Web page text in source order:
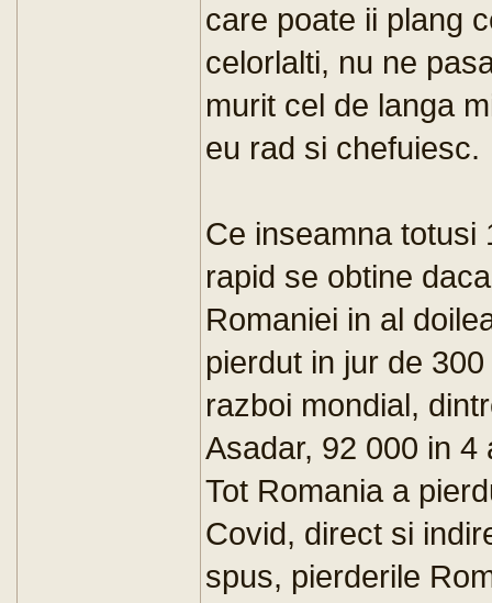
care poate ii plang
celorlalti, nu ne
murit cel de langa
eu rad si chefuiesc.
Ce inseamna totusi
rapid se obtine
Romaniei in al
pierdut in jur de
razboi mondial,
Asadar, 92 000 in 4
Tot Romania a
Covid, direct si
spus, pierderile